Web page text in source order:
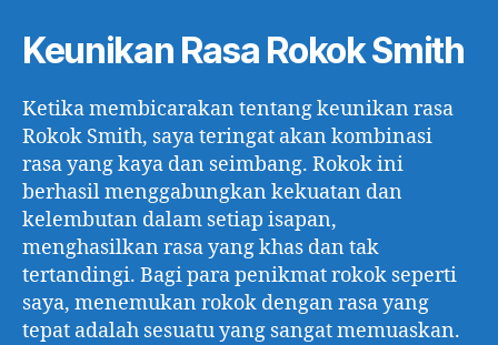
Keunikan Rasa Rokok Smith
Ketika membicarakan tentang keunikan rasa
Rokok Smith, saya teringat akan kombinasi
rasa yang kaya dan seimbang. Rokok ini
berhasil menggabungkan kekuatan dan
kelembutan dalam setiap isapan,
menghasilkan rasa yang khas dan tak
tertandingi. Bagi para penikmat rokok seperti
saya, menemukan rokok dengan rasa yang
tepat adalah sesuatu yang sangat memuaskan.